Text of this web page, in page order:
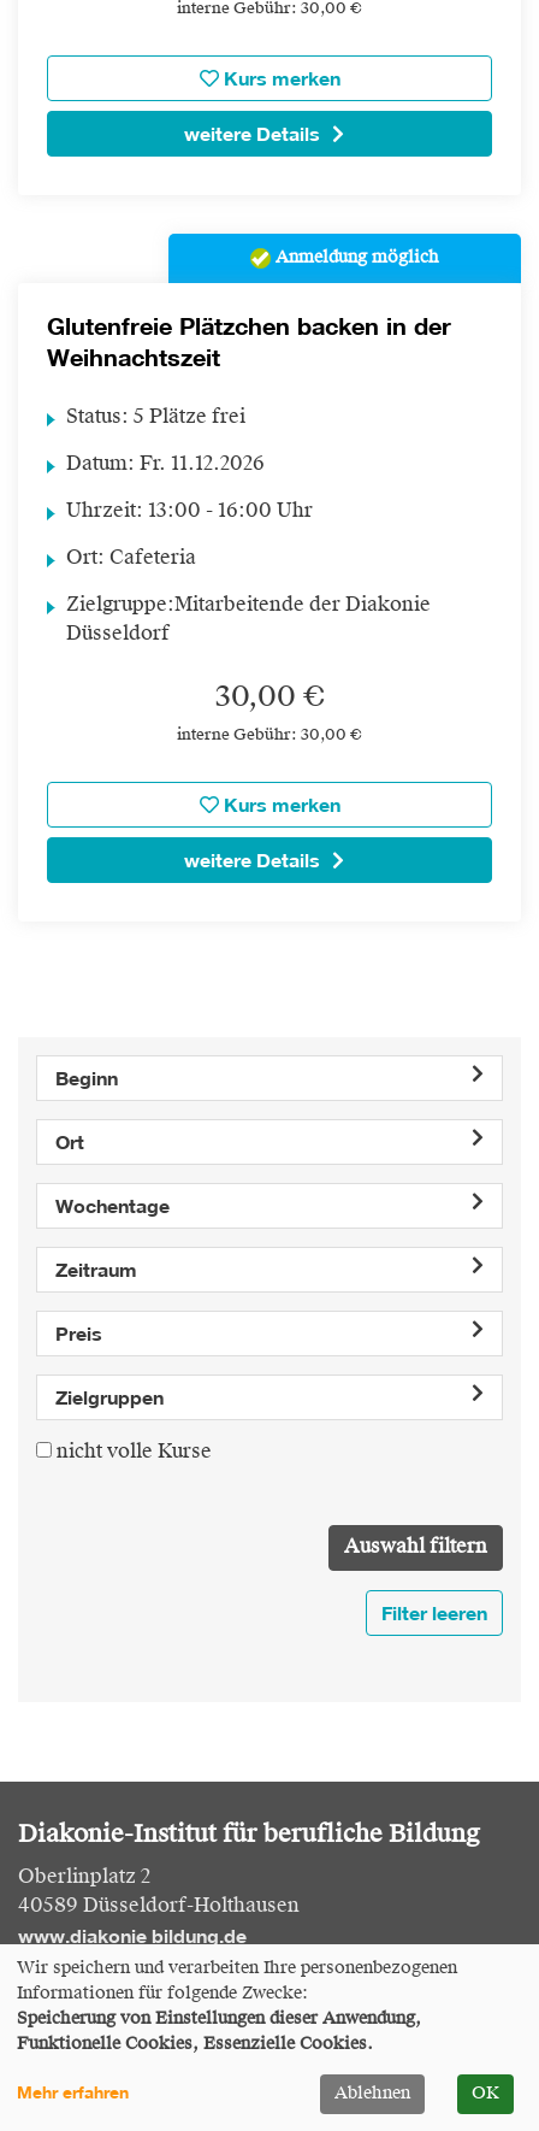
interne Gebühr: 30,00 €
Kurs merken
weitere Details
Anmeldung möglich
Glutenfreie Plätzchen backen in der
Weihnachtszeit
Status: 5 Plätze frei
Datum: Fr. 11.12.2026
Uhrzeit: 13:00 - 16:00 Uhr
Ort: Cafeteria
Zielgruppe:Mitarbeitende der Diakonie
Düsseldorf
30,00 €
interne Gebühr: 30,00 €
Kurs merken
weitere Details
Beginn
Ort
Wochentage
Zeitraum
Preis
Zielgruppen
nicht volle Kurse
Filter leeren
Diakonie-Institut für berufliche Bildung
Oberlinplatz 2
40589 Düsseldorf-Holthausen
www.diakonie bildung.de
Tel: 0211 756 759 77
E-Mail:anmeldung-fortbildung(at)diakonie-
Wir speichern und verarbeiten Ihre personenbezogenen
Informationen für folgende Zwecke:
Speicherung von Einstellungen dieser Anwendung,
Funktionelle Cookies, Essenzielle Cookies.
Mehr erfahren Ablehnen OK